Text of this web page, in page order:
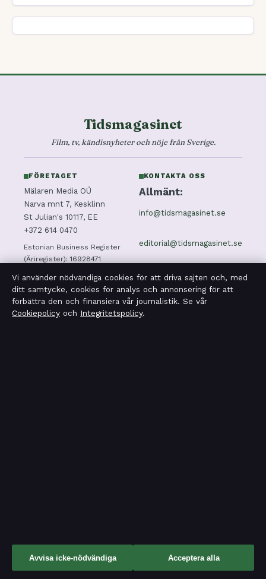
Tidsmagasinet
Film, tv, kändisnyheter och nöje från Sverige.
FÖRETAGET
Mälaren Media OÜ
Narva mnt 7, Kesklinn
St Julian's 10117, EE
+372 614 0470
Estonian Business Register
(Äriregister): 16928471
KONTAKTA OSS
Allmänt:
info@tidsmagasinet.se
editorial@tidsmagasinet.se
tips@tidsmagasinet.se
press@tidsmagasinet.se
Vi använder nödvändiga cookies för att driva sajten och, med
ditt samtycke, cookies för analys och annonsering för att
förbättra den och finansiera vår journalistik. Se vår
Cookiepolicy och Integritetspolicy.
Avvisa icke-nödvändiga Acceptera alla